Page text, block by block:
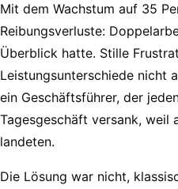
Mit dem Wachstum auf 35
Reibungsverluste:
Überblick hatte. Stille
Leistungsunterschiede nicht
ein Geschäftsführer, der
Tagesgeschäft versank, weil
landeten.
Die Lösung war nicht,